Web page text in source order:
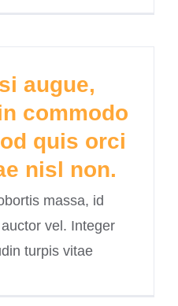
augue,
commodo
quis orci
nisl non.
massa, id
vel. Integer
turpis vitae